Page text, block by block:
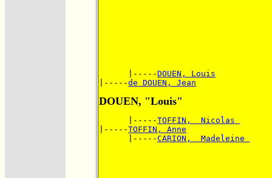
      |-----
DOUEN, Louis
|-----de DOUEN, Jean
DOUEN, "Louis"
      |-----
TOFFIN,  Nicolas
|-----TOFFIN, Anne
      |-----
CARION,  Madeleine